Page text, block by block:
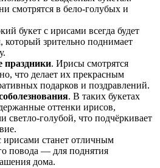
смотрятся в бело-голубых и
букет с ирисами всегда будет
зрительно поднимает
праздники. Ирисы смотрятся
что делает их прекрасным
подарков и поздравлений.
. В таких букетах
оттенки ирисов,
светло-голубой, что подчёркивает
ирисами станет отличным
повода — для поднятия
дома.